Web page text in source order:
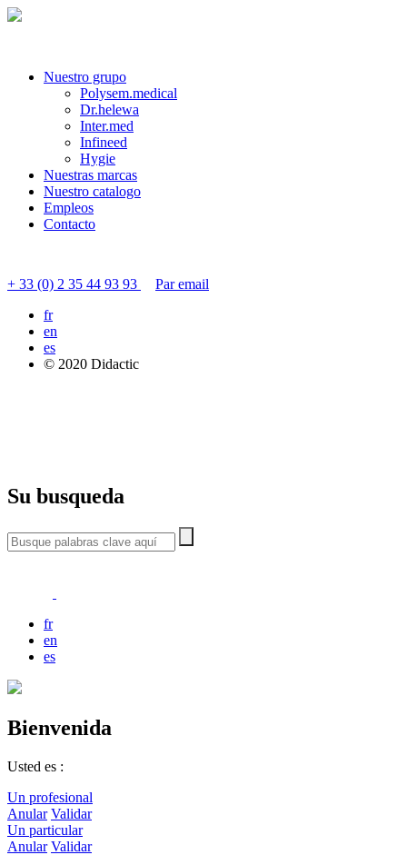
Nuestro grupo
Polysem.medical
Dr.helewa
Inter.med
Infineed
Hygie
Nuestras marcas
Nuestro catalogo
Empleos
Contacto
+ 33 (0) 2 35 44 93 93
Par email
fr
en
es
© 2020 Didactic
Su busqueda
fr
en
es
Bienvenida
Usted es :
Un profesional
Anular Validar
Un particular
Anular Validar